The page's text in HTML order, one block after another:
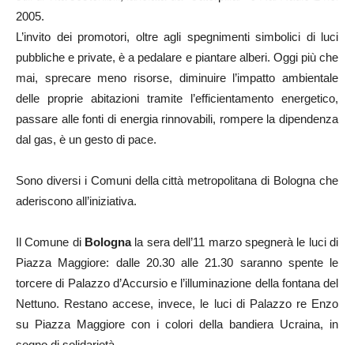
2005.
L’invito dei promotori, oltre agli spegnimenti simbolici di luci
pubbliche e private, è a pedalare e piantare alberi. Oggi più che
mai, sprecare meno risorse, diminuire l’impatto ambientale
delle proprie abitazioni tramite l’efficientamento energetico,
passare alle fonti di energia rinnovabili, rompere la dipendenza
dal gas, è un gesto di pace.
Sono diversi i Comuni della città metropolitana di Bologna che
aderiscono all’iniziativa.
Il Comune di Bolognala sera dell’11 marzo spegnerà le luci di
Piazza Maggiore: dalle 20.30 alle 21.30 saranno spente le
torcere di Palazzo d’Accursio e l’illuminazione della fontana del
Nettuno. Restano accese, invece, le luci di Palazzo re Enzo
su Piazza Maggiore con i colori della bandiera Ucraina, in